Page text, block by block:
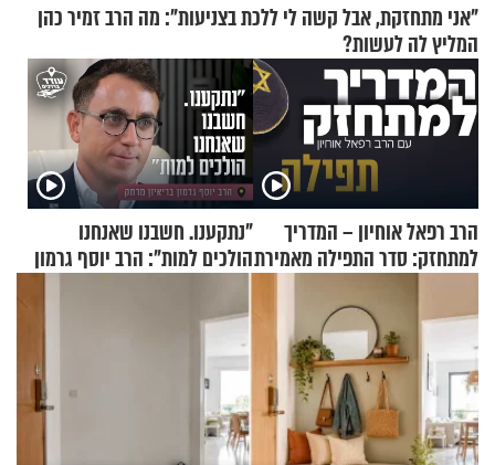
"אני מתחזקת, אבל קשה לי ללכת בצניעות": מה הרב זמיר כהן
המליץ לה לעשות?
הרב רפאל אוחיון – המדריך
למתחזק: סדר התפילה מאמירת
"נתקענו. חשבנו שאנחנו
הולכים למות": הרב יוסף גרמון